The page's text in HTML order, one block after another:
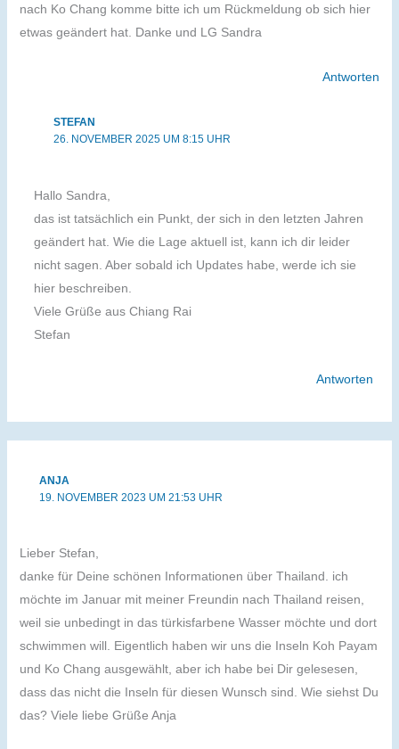
nach Ko Chang komme bitte ich um Rückmeldung ob sich hier
etwas geändert hat. Danke und LG Sandra
Antworten
STEFAN
26. NOVEMBER 2025 UM 8:15 UHR
Hallo Sandra,
das ist tatsächlich ein Punkt, der sich in den letzten Jahren
geändert hat. Wie die Lage aktuell ist, kann ich dir leider
nicht sagen. Aber sobald ich Updates habe, werde ich sie
hier beschreiben.
Viele Grüße aus Chiang Rai
Stefan
Antworten
ANJA
19. NOVEMBER 2023 UM 21:53 UHR
Lieber Stefan,
danke für Deine schönen Informationen über Thailand. ich
möchte im Januar mit meiner Freundin nach Thailand reisen,
weil sie unbedingt in das türkisfarbene Wasser möchte und dort
schwimmen will. Eigentlich haben wir uns die Inseln Koh Payam
und Ko Chang ausgewählt, aber ich habe bei Dir gelesesen,
dass das nicht die Inseln für diesen Wunsch sind. Wie siehst Du
das? Viele liebe Grüße Anja